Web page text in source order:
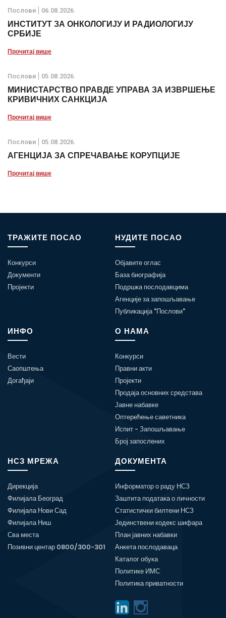
Послови 06.08.2026.
ИНСТИТУТ ЗА ОНКОЛОГИЈУ И РАДИОЛОГИЈУ
СРБИЈЕ
Прочитај више
Послови 05.08.2026.
МИНИСТАРСТВО ПРАВДЕ УПРАВА ЗА ИЗВРШЕЊЕ
КРИВИЧНИХ САНКЦИЈА
Прочитај више
Послови 05.08.2026.
АГЕНЦИЈА ЗА СПРЕЧАВАЊЕ КОРУПЦИЈЕ
Прочитај више
ТРАЖИТЕ ПОСАО
Конкурси
Документи
Пројекти
НУДИТЕ ПОСАО
Објавите оглас
База биографија
Подршка послодавцима
Агенције за запошљавање
Публикација "Послови"
ИНФО
Вести
Саопштења
Догађаји
О НАМА
Конкурси
Правни акти
Пројекти
Продаја основних средстава
Јавне набавке
Оптерећење саветника
Испит - Запошљавање
Број запослених
НСЗ МРЕЖА
Дирекција
Филијала Београд
Филијала Нови Сад
Филијала Ниш
Сва места
Позивни центар 0800/300-301
ДОКУМЕНТА
Информатор о раду НСЗ
Заштита података о личности
Статистички билтени НСЗ
Јединствени кодекс шифара
План јавних набавки
Анкета послодаваца
Каталог обука
Политике ИМС
Политика приватности